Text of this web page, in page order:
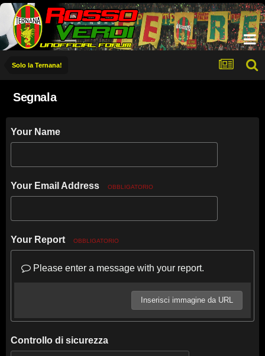
Solo la Ternana!
Segnala
Your Name
Your Email Address OBBLIGATORIO
Your Report OBBLIGATORIO
Please enter a message with your report.
Inserisci immagine da URL
Controllo di sicurezza